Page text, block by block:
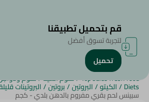
الرئيسية/اللحوم/
Top sales fresh food
/لحوم العيد/لحوم
Diets
/الكيتو/البروتين/بروتين/البروتينات
سبينس لحم بقري مفروم بالدهن بلدي - كجم
قم بتحميل تطبيقنا
لتجربة تسوق أفضل
تحميل